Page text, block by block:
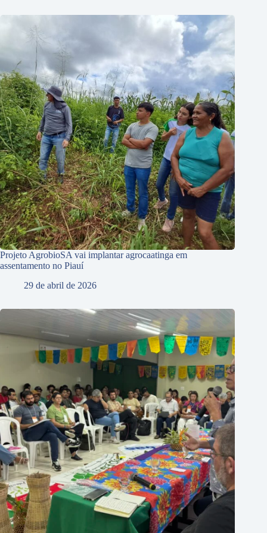
Projeto AgrobioSA vai implantar agrocaatinga em
assentamento no Piauí
29 de abril de 2026